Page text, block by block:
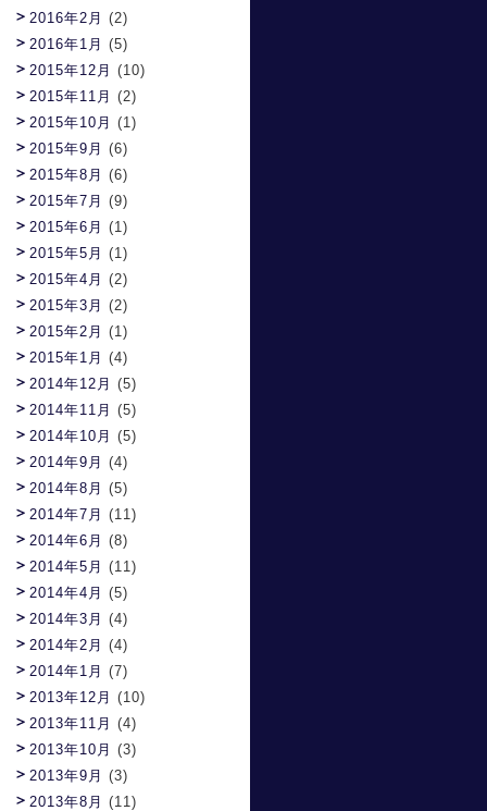
2016年2月 (2)
2016年1月 (5)
2015年12月 (10)
2015年11月 (2)
2015年10月 (1)
2015年9月 (6)
2015年8月 (6)
2015年7月 (9)
2015年6月 (1)
2015年5月 (1)
2015年4月 (2)
2015年3月 (2)
2015年2月 (1)
2015年1月 (4)
2014年12月 (5)
2014年11月 (5)
2014年10月 (5)
2014年9月 (4)
2014年8月 (5)
2014年7月 (11)
2014年6月 (8)
2014年5月 (11)
2014年4月 (5)
2014年3月 (4)
2014年2月 (4)
2014年1月 (7)
2013年12月 (10)
2013年11月 (4)
2013年10月 (3)
2013年9月 (3)
2013年8月 (11)